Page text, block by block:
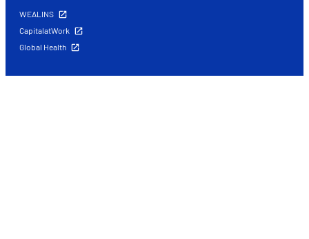
WEALINS
CapitalatWork
Global Health